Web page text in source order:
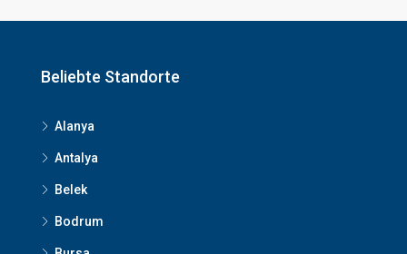
Beliebte Standorte
Alanya
Antalya
Belek
Bodrum